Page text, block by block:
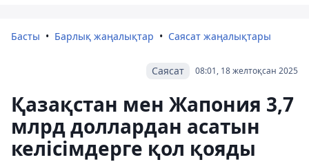
Басты Барлық жаңалықтар Саясат жаңалықтары
08:01, 18 желтоқсан 2025
Саясат
Қазақстан мен Жапония 3,7
млрд доллардан асатын
келісімдерге қол қояды